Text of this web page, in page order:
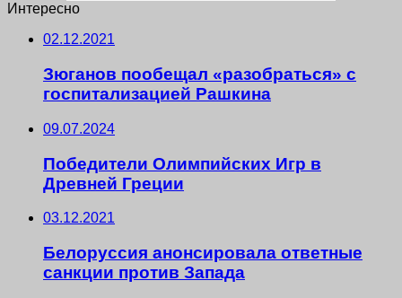
Интересно
02.12.2021
Зюганов пообещал «разобраться» с
госпитализацией Рашкина
09.07.2024
Победители Олимпийских Игр в
Древней Греции
03.12.2021
Белоруссия анонсировала ответные
санкции против Запада